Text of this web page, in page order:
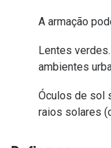
A armação
Lentes
ambientes
Óculos de sol
raios solares